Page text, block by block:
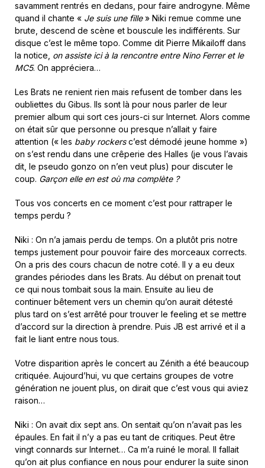
savamment rentrés en dedans, pour faire androgyne. Même
quand il chante « Je suis une fille» Niki remue comme une
brute, descend de scène et bouscule les indifférents. Sur
disque c’est le même topo. Comme dit Pierre Mikailoff dans
la notice, on assiste ici à la rencontre entre Nino Ferrer et le
MC5. On appréciera…
Les Brats ne renient rien mais refusent de tomber dans les
oubliettes du Gibus. Ils sont là pour nous parler de leur
premier album qui sort ces jours-ci sur Internet. Alors comme
on était sûr que personne ou presque n’allait y faire
attention (« les baby rockersc’est démodé jeune homme »)
on s’est rendu dans une crêperie des Halles (je vous l’avais
dit, le pseudo gonzo on n’en veut plus) pour discuter le
coup. Garçon elle en est où ma complète ?
Tous vos concerts en ce moment c’est pour rattraper le
temps perdu ?
Niki : On n’a jamais perdu de temps. On a plutôt pris notre
temps justement pour pouvoir faire des morceaux corrects.
On a pris des cours chacun de notre coté. Il y a eu deux
grandes périodes dans les Brats. Au début on prenait tout
ce qui nous tombait sous la main. Ensuite au lieu de
continuer bêtement vers un chemin qu’on aurait détesté
plus tard on s’est arrêté pour trouver le feeling et se mettre
d’accord sur la direction à prendre. Puis JB est arrivé et il a
fait le liant entre nous tous.
Votre disparition après le concert au Zénith a été beaucoup
critiquée. Aujourd’hui, vu que certains groupes de votre
génération ne jouent plus, on dirait que c’est vous qui aviez
raison…
Niki : On avait dix sept ans. On sentait qu’on n’avait pas les
épaules. En fait il n’y a pas eu tant de critiques. Peut être
vingt connards sur Internet… Ca m’a ruiné le moral. Il fallait
qu’on ait plus confiance en nous pour endurer la suite sinon